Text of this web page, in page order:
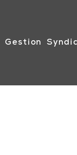
gestion syndic